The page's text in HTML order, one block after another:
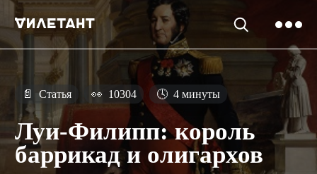
📄 Статья 👀 10304 🕓 4 минуты
Луи-Филипп: король
баррикад и олигархов